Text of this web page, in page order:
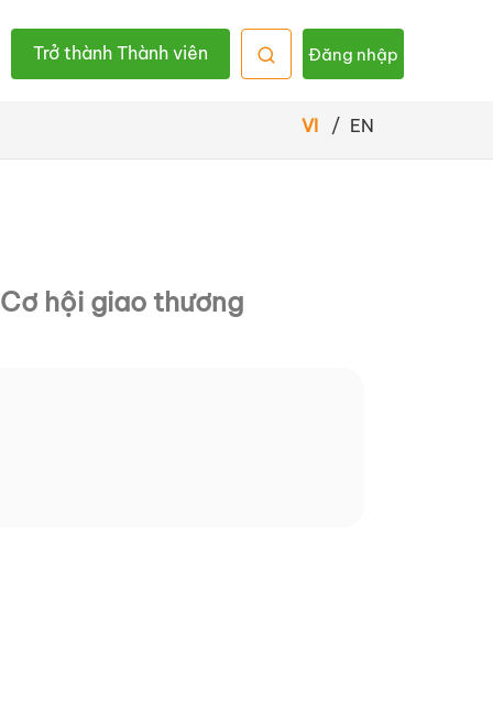
Trở thành Thành viên Đăng nhập
VI / EN
Cơ hội giao thương